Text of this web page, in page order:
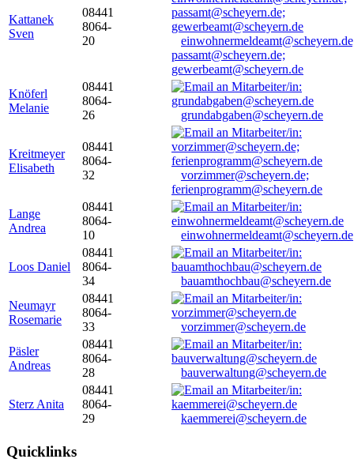
Kattanek
Sven
08441
8064-
20
passamt@scheyern.de;
gewerbeamt@scheyern.de
Knöferl
Melanie
08441
8064-
26
grundabgaben@scheyern.de
Kreitmeyer
Elisabeth
08441
8064-
32
vorzimmer@scheyern.de;
ferienprogramm@scheyern.de
Lange
Andrea
08441
8064-
10
einwohnermeldeamt@scheyern.de
Loos Daniel
08441
8064-
34
bauamthochbau@scheyern.de
Neumayr
Rosemarie
08441
8064-
33
vorzimmer@scheyern.de
Päsler
Andreas
08441
8064-
28
bauverwaltung@scheyern.de
Sterz Anita
08441
8064-
29
kaemmerei@scheyern.de
Quicklinks